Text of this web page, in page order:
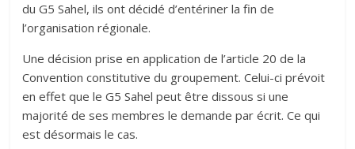
du G5 Sahel, ils ont décidé d’entériner la fin de
l’organisation régionale.
Une décision prise en application de l’article 20 de la
Convention constitutive du groupement. Celui-ci prévoit
en effet que le G5 Sahel peut être dissous si une
majorité de ses membres le demande par écrit. Ce qui
est désormais le cas.